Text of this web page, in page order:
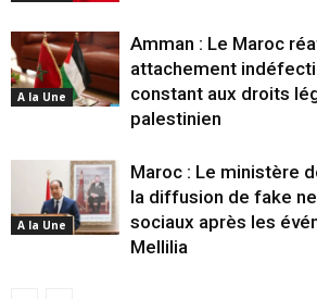
A la Une
Amman : Le Maroc
attachement
constant aux droits
palestinien
A la Une
Maroc : Le ministère
la diffusion de fake
sociaux après les
Mellilia